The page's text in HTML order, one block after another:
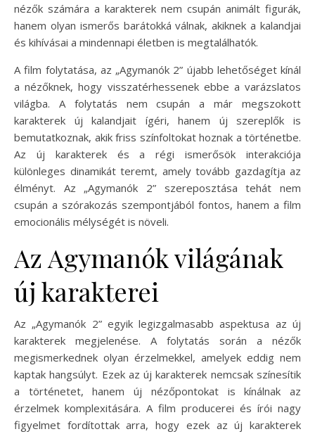
nézők számára a karakterek nem csupán animált figurák,
hanem olyan ismerős barátokká válnak, akiknek a kalandjai
és kihívásai a mindennapi életben is megtalálhatók.
A film folytatása, az „Agymanók 2” újabb lehetőséget kínál
a nézőknek, hogy visszatérhessenek ebbe a varázslatos
világba. A folytatás nem csupán a már megszokott
karakterek új kalandjait ígéri, hanem új szereplők is
bemutatkoznak, akik friss színfoltokat hoznak a történetbe.
Az új karakterek és a régi ismerősök interakciója
különleges dinamikát teremt, amely tovább gazdagítja az
élményt. Az „Agymanók 2” szereposztása tehát nem
csupán a szórakozás szempontjából fontos, hanem a film
emocionális mélységét is növeli.
Az Agymanók világának
új karakterei
Az „Agymanók 2” egyik legizgalmasabb aspektusa az új
karakterek megjelenése. A folytatás során a nézők
megismerkednek olyan érzelmekkel, amelyek eddig nem
kaptak hangsúlyt. Ezek az új karakterek nemcsak színesítik
a történetet, hanem új nézőpontokat is kínálnak az
érzelmek komplexitására. A film producerei és írói nagy
figyelmet fordítottak arra, hogy ezek az új karakterek